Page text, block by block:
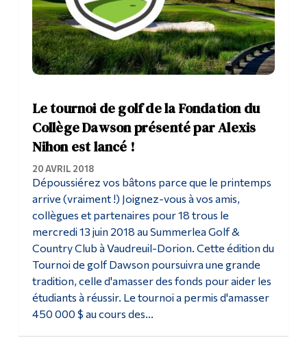
Le tournoi de golf de la Fondation du
Collège Dawson présenté par Alexis
Nihon est lancé !
20 AVRIL 2018
Dépoussiérez vos bâtons parce que le printemps
arrive (vraiment !) Joignez-vous à vos amis,
collègues et partenaires pour 18 trous le
mercredi 13 juin 2018 au Summerlea Golf &
Country Club à Vaudreuil-Dorion. Cette édition du
Tournoi de golf Dawson poursuivra une grande
tradition, celle d'amasser des fonds pour aider les
étudiants à réussir. Le tournoi a permis d'amasser
450 000 $ au cours des...